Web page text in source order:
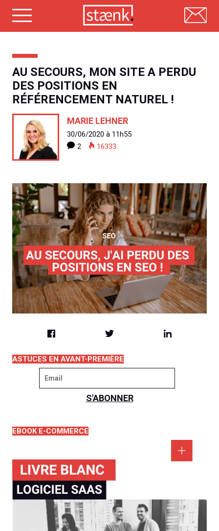
AU SECOURS, MON SITE A PERDU
DES POSITIONS EN
RÉFÉRENCEMENT NATUREL !
MARIE LEHNER
30/06/2020 à 11h55
2
16333
ASTUCES EN AVANT-PREMIÈRE
EBOOK E-COMMERCE